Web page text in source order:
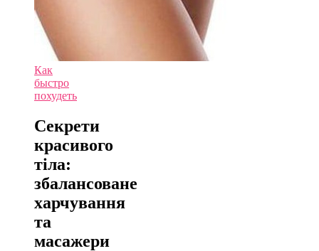
Как
быстро
похудеть
Секрети
красивого
тіла:
збалансоване
харчування
та
масажери